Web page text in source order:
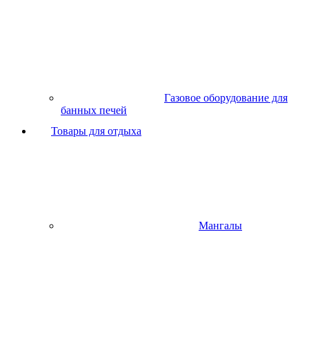
Газовое оборудование для
банных печей
Товары для отдыха
Мангалы